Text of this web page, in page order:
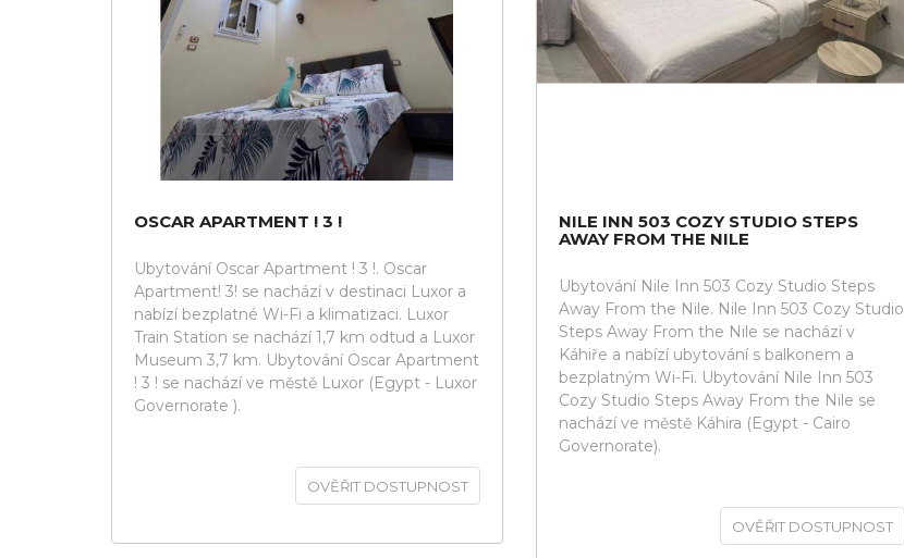
OSCAR APARTMENT ! 3 !
Ubytování Oscar Apartment ! 3 !. Oscar
Apartment! 3! se nachází v destinaci Luxor a
nabízí bezplatné Wi-Fi a klimatizaci. Luxor
Train Station se nachází 1,7 km odtud a Luxor
Museum 3,7 km. Ubytování Oscar Apartment
! 3 ! se nachází ve městě Luxor (Egypt - Luxor
Governorate ).
OVĚŘIT DOSTUPNOST
NILE INN 503 COZY STUDIO STEPS
AWAY FROM THE NILE
Ubytování Nile Inn 503 Cozy Studio Steps
Away From the Nile. Nile Inn 503 Cozy Studio
Steps Away From the Nile se nachází v
Káhiře a nabízí ubytování s balkonem a
bezplatným Wi-Fi. Ubytování Nile Inn 503
Cozy Studio Steps Away From the Nile se
nachází ve městě Káhira (Egypt - Cairo
Governorate).
OVĚŘIT DOSTUPNOST